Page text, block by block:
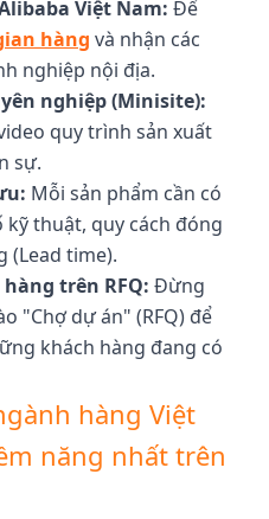
Việt Nam: Để
hàng và nhận các
nghiệp nội địa.
nghiệp (Minisite):
quy trình sản xuất
sự.
Mỗi sản phẩm cần có
thuật, quy cách đóng
(Lead time).
trên RFQ: Đừng
"Chợ dự án" (RFQ) để
khách hàng đang có
hàng Việt
năng nhất trên